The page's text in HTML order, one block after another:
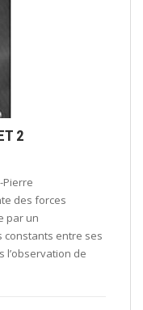
2
Pierre
des forces
par un
constants entre ses
l’observation de